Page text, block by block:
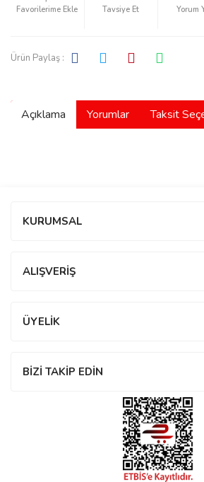
Tavsiye Et Yorum
Ürün Paylaş :
Açıklama Yorumlar Taksit
KURUMSAL
ALIŞVERİŞ
ÜYELİK
BİZİ TAKİP EDİN